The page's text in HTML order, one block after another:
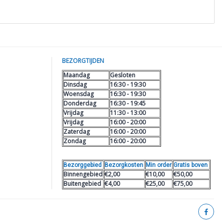
BEZORGTIJDEN
Maandag
Gesloten
Dinsdag
16:30 - 19:30
Woensdag
16:30 - 19:30
Donderdag
16:30 - 19:45
Vrijdag
11:30 - 13:00
Vrijdag
16:00 - 20:00
Zaterdag
16:00 - 20:00
Zondag
16:00 - 20:00
Bezorggebied Bezorgkosten Min order Gratis boven
Binnengebied €2,00 €10,00
€50,00
Buitengebied €4,00 €25,00 €75,00